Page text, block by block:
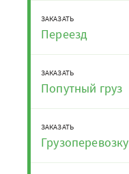
ЗАКАЗАТЬ
Переезд
ЗАКАЗАТЬ
Попутный груз
ЗАКАЗАТЬ
Грузоперевозку